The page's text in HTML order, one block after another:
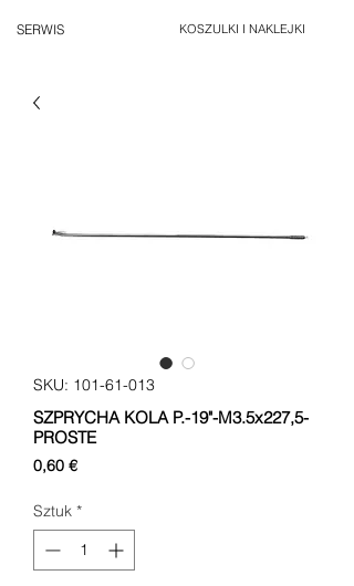
SERWIS KOSZULKI I NAKLEJKI
SKU: 101-61-013
SZPRYCHA KOLA P.-19"-M3.5x227,5-
PROSTE
0,60 €Cena
Sztuk *